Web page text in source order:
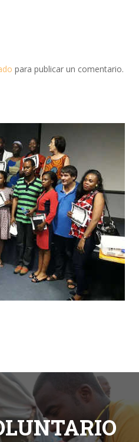
para publicar un comentario.